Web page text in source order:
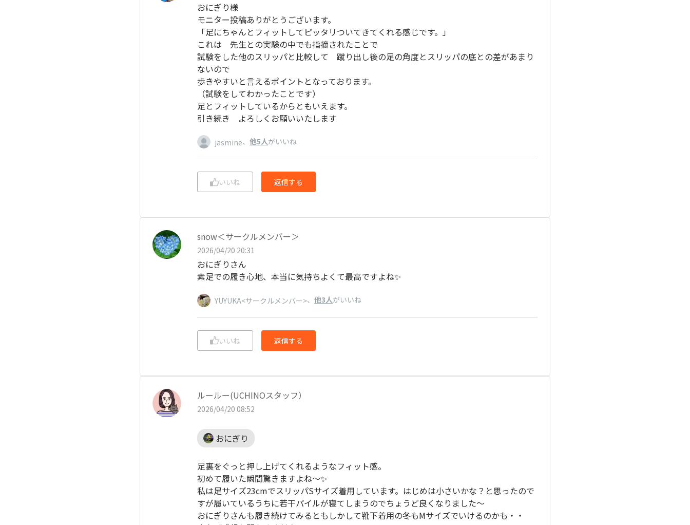
おにぎり様
モニター投稿ありがとうございます。
「足にちゃんとフィットしてピッタリついてきてくれる感じです。」
これは 先生との実験の中でも指摘されたことで
試験をした他のスリッパと比較して 蹴り出し後の足の角度とスリッパの底との差があまり
ないので
歩きやすいと言えるポイントとなっております。
（試験をしてわかったことです）
足とフィットしているからともいえます。
引き続き よろしくお願いいたします
jasmine、 他5人がいいね
いいね 返信する
snow＜サークルメンバー＞
2026/04/20 20:31
おにぎりさん
素足での履き心地、本当に気持ちよくて最高ですよね✨
YUYUKA<サークルメンバー>、 他3人がいいね
いいね 返信する
ルールー(UCHINOスタッフ）
2026/04/20 08:52
おにぎり
足裏をぐっと押し上げてくれるようなフィット感。
初めて履いた瞬間驚きますよね〜✨
私は足サイズ23cmでスリッパSサイズ着用しています。はじめは小さいかな？と思ったので
すが履いているうちに若干パイルが寝てしまうのでちょうど良くなりました〜
おにぎりさんも履き続けてみるともしかして靴下着用の冬もMサイズでいけるのかも・・